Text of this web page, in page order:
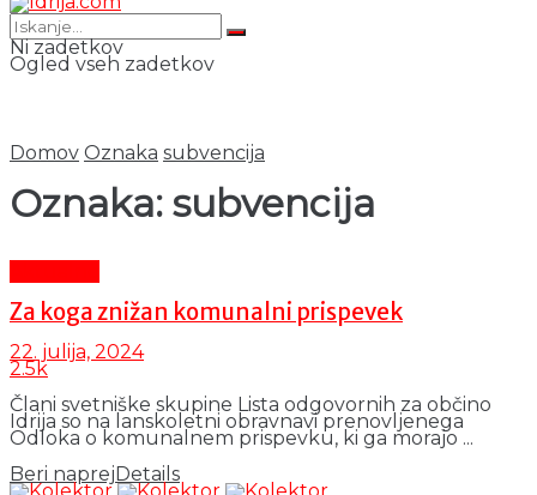
Ni zadetkov
Ogled vseh zadetkov
Domov Oznaka subvencija
Oznaka: subvencija
Za koga znižan komunalni prispevek
22. julija, 2024
2.5k
Člani svetniške skupine Lista odgovornih za občino
Idrija so na lanskoletni obravnavi prenovljenega
Odloka o komunalnem prispevku, ki ga morajo ...
Beri naprej Details